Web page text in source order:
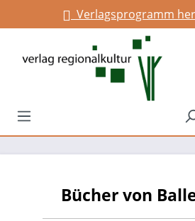
springenVerlagsprogramm
Bücher von